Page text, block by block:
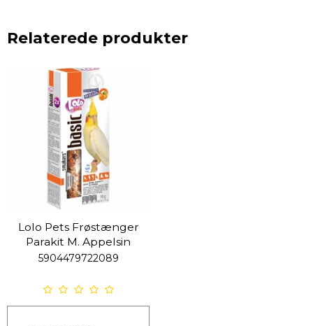
Relaterede produkter
Lolo Pets Frøstænger
Parakit M. Appelsin
5904479722089